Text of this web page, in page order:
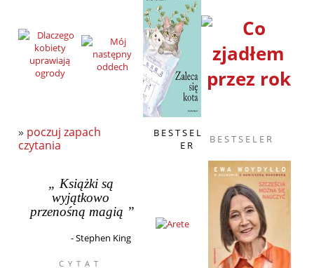
» poczuj zapach
czytania
B E S T S E L
E R
B E S T S E L E R
„ Książki są
wyjątkowo
przenośną magią ”
-Stephen King
C Y T A T